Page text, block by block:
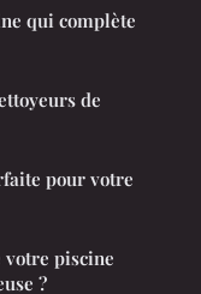
qui complète
de
pour votre
piscine
?